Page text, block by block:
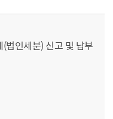
인세분) 신고 및 납부